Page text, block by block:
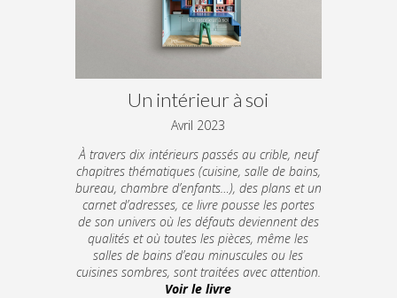
Un intérieur à soi
Avril 2023
À travers dix intérieurs passés au crible, neuf
chapitres thématiques (cuisine, salle de bains,
bureau, chambre d’enfants…), des plans et un
carnet d’adresses, ce livre pousse les portes
de son univers où les défauts deviennent des
qualités et où toutes les pièces, même les
salles de bains d’eau minuscules ou les
cuisines sombres, sont traitées avec attention.
Voir le livre